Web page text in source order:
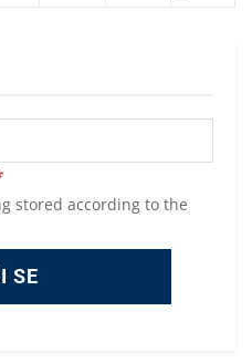
stored according to the